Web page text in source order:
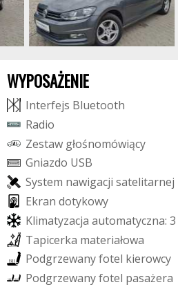
WYPOSAŻENIE
Interfejs Bluetooth
Radio
Zestaw głośnomówiący
Gniazdo USB
System nawigacji satelitarnej
Ekran dotykowy
Klimatyzacja automatyczna: 3
Tapicerka materiałowa
Podgrzewanyfotel kierowcy
Podgrzewanyfotel pasażera